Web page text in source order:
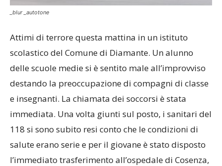
_blur _autotone
Attimi di terrore questa mattina in un istituto
scolastico del Comune di Diamante. Un alunno
delle scuole medie si è sentito male all’improvviso
destando la preoccupazione di compagni di classe
e insegnanti. La chiamata dei soccorsi è stata
immediata. Una volta giunti sul posto, i sanitari del
118 si sono subito resi conto che le condizioni di
salute erano serie e per il giovane è stato disposto
l’immediato trasferimento all’ospedale di Cosenza,